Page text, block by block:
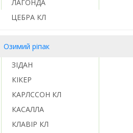
ЛАГОНДА
ЦЕБРА КЛ
Озимий ріпак
ЗІДАН
КІКЕР
КАРЛССОН КЛ
КАСАЛЛА
КЛАВІР КЛ